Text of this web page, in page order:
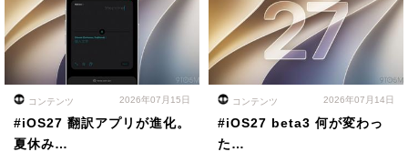
コンテンツ 2026年07月15日
#iOS27 翻訳アプリが進化。
夏休み…
コンテンツ 2026年07月14日
#iOS27 beta3 何が変わっ
た…